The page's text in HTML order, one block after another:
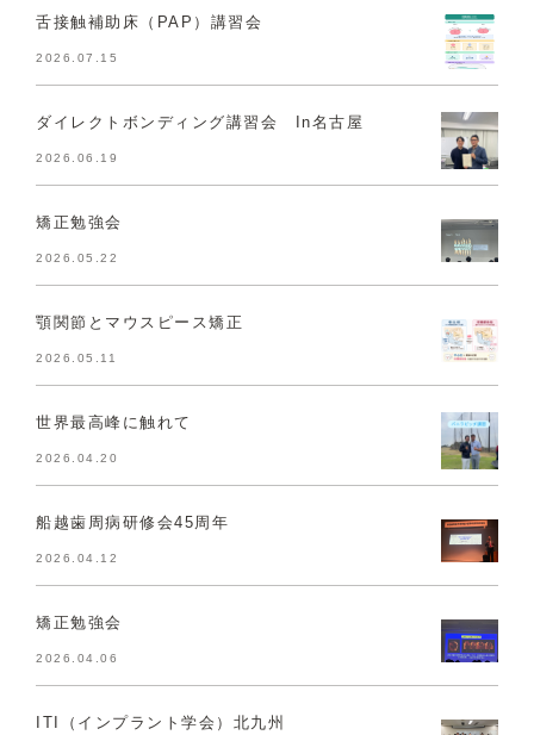
舌接触補助床（PAP）講習会
2026.07.15
ダイレクトボンディング講習会 In名古屋
2026.06.19
矯正勉強会
2026.05.22
顎関節とマウスピース矯正
2026.05.11
世界最高峰に触れて
2026.04.20
船越歯周病研修会45周年
2026.04.12
矯正勉強会
2026.04.06
ITI（インプラント学会）北九州